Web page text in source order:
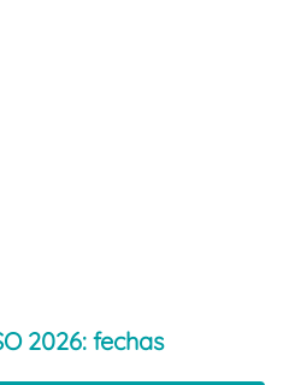
2026: fechas